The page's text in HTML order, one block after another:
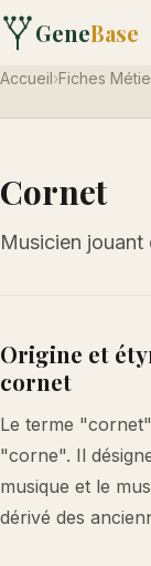
GeneBase
Accueil›Fiches
Cornet
Musicien jouant
Origine et
cornet
Le terme
"corne". Il
musique et le
dérivé des